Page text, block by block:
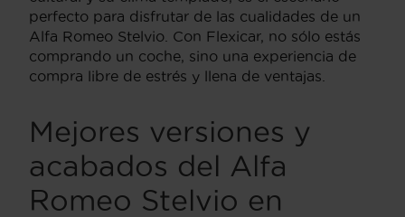
perfecto para disfrutar de las cualidades de un
Alfa Romeo Stelvio. Con Flexicar, no sólo estás
comprando un coche, sino una experiencia de
compra libre de estrés y llena de ventajas.
Mejores versiones y
acabados del Alfa
Romeo Stelvio en